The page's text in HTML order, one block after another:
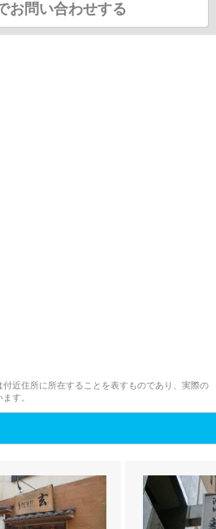
お問い合わせする
近住所に所在することを表すものであり、実際の
す。